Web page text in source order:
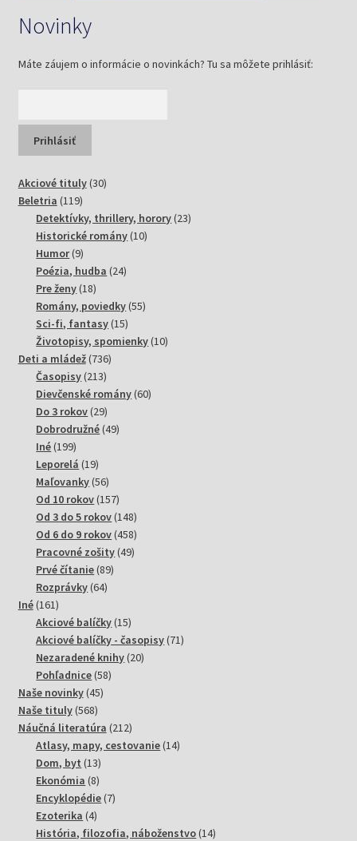
Novinky
Máte záujem o informácie o novinkách? Tu sa môžete prihlásiť:
Akciové tituly 3030
Beletria 119119
produktov
Detektívky, thrillery, horory 2323
Historické romány 1010
Humor 99
produktov
Poézia, hudba 2424
Pre ženy 1818
produktov
Romány, poviedky 5555
Sci-fi, fantasy 1515
produktov
Životopisy, spomienky 1010
Deti a mládež 736736
Časopisy 213213
produktov
Dievčenské romány 6060
Do 3 rokov 2929
produktov
Dobrodružné 4949
Iné 199199
produktov
Leporelá 1919
produktov
Maľovanky 5656
produktov
Od 10 rokov 157157
produktov
Od 3 do 5 rokov 148148
produktov
Od 6 do 9 rokov 458458
produktov
Pracovné zošity 4949
Prvé čítanie 8989
Rozprávky 6464
Iné 161161
produktov
Akciové balíčky 1515
produktov
Akciové balíčky - časopisy 7171
Nezaradené knihy 2020
Pohľadnice 5858
Naše novinky 4545
Naše tituly 568568
produktov
Náučná literatúra 212212
produktov
Atlasy, mapy, cestovanie 1414
Dom, byt 1313
produktov
Ekonómia 88
produktov
Encyklopédie 77
Ezoterika 44
produkty
História, filozofia, náboženstvo 1414